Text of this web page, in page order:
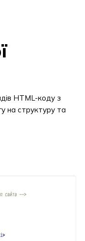
HTML-коду з
на структуру та